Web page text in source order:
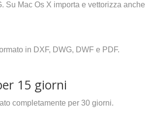
Su Mac Os X importa e vettorizza anche
in DXF, DWG, DWF e PDF.
15 giorni
completamente per 30 giorni.